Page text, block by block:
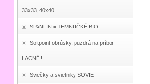
33x33, 40x40
SPANLIN = JEMNUČKÉ BIO
Softpoint obrúsky, puzdrá na príbor
LACNÉ !
Sviečky a svietniky SOVIE